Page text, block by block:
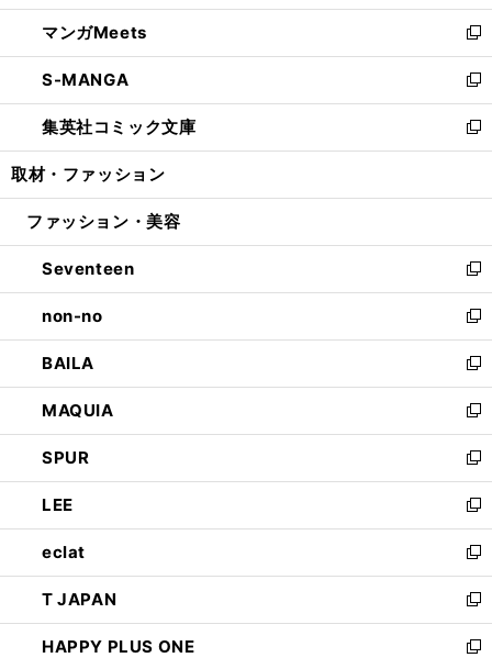
開
く
ウ
で
開
く
ン
ド
ウ
で
開
く
ウ
ィ
ン
ド
ウ
で
開
し
い
ウ
ィ
ン
ド
ウ
開
マンガMeets
新
し
い
ウ
ィ
ン
ウ
開
く
S-MANGA
新
し
い
ウ
ン
ウ
で
開
く
集英社コミック文庫
新
し
ウ
ン
ド
ウ
で
開
く
取材・ファッション
ファッション・美容
Seventeen
新
し
い
ウ
ィ
ン
ド
ウ
で
開
く
non-no
新
し
い
ウ
ィ
ン
ド
ウ
で
開
く
BAILA
新
し
い
ウ
ィ
ン
ド
ウ
で
開
く
MAQUIA
新
し
い
ウ
ィ
ン
ド
ウ
で
開
く
SPUR
新
し
い
ウ
ィ
ン
ド
ウ
で
LEE
新
し
い
ウ
ィ
ン
ド
eclat
新
し
い
ウ
ィ
T JAPAN
新
し
い
HAPPY PLUS ONE
新